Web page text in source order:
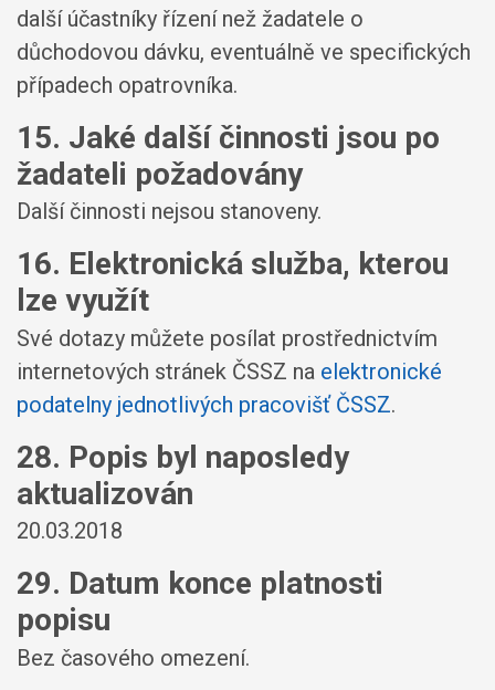
další účastníky řízení než žadatele o
důchodovou dávku, eventuálně ve specifických
případech opatrovníka.
15. Jaké další činnosti jsou po
žadateli požadovány
Další činnosti nejsou stanoveny.
16. Elektronická služba, kterou
lze využít
Své dotazy můžete posílat prostřednictvím
internetových stránek ČSSZ na elektronické
podatelny jednotlivých pracovišť ČSSZ.
28. Popis byl naposledy
aktualizován
20.03.2018
29. Datum konce platnosti
popisu
Bez časového omezení.